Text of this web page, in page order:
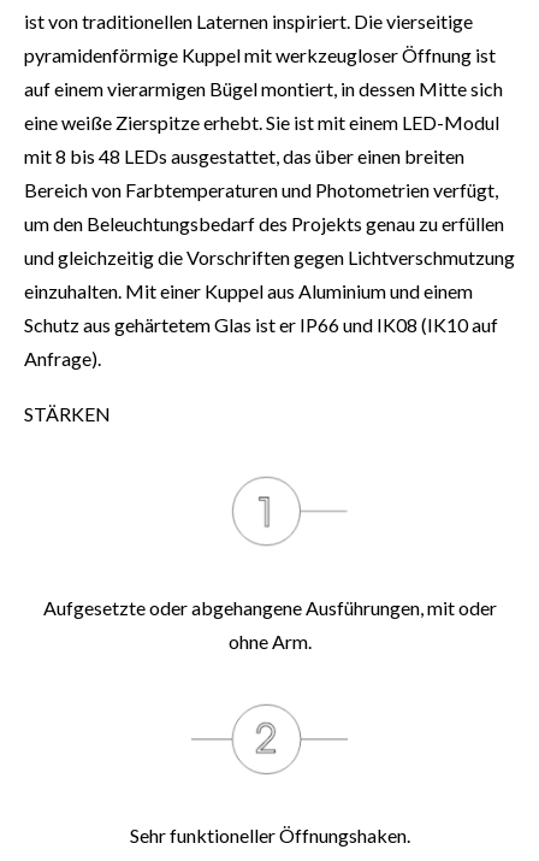
ist von traditionellen Laternen inspiriert. Die vierseitige
pyramidenförmige Kuppel mit werkzeugloser Öffnung ist
auf einem vierarmigen Bügel montiert, in dessen Mitte sich
eine weiße Zierspitze erhebt. Sie ist mit einem LED-Modul
mit 8 bis 48 LEDs ausgestattet, das über einen breiten
Bereich von Farbtemperaturen und Photometrien verfügt,
um den Beleuchtungsbedarf des Projekts genau zu erfüllen
und gleichzeitig die Vorschriften gegen Lichtverschmutzung
einzuhalten. Mit einer Kuppel aus Aluminium und einem
Schutz aus gehärtetem Glas ist er IP66 und IK08 (IK10 auf
Anfrage).
STÄRKEN
Aufgesetzte oder abgehangene Ausführungen, mit oder
ohne Arm.
Sehr funktioneller Öffnungshaken.